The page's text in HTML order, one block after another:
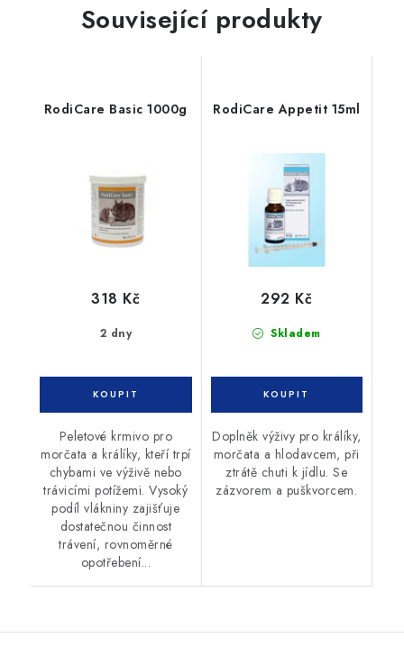
Související produkty
RodiCare Basic 1000g
2 dny
318 Kč
Peletové krmivo pro
morčata a králíky, kteří trpí
chybami ve výživě nebo
trávicími potížemi. Vysoký
podíl vlákniny zajišťuje
dostatečnou činnost
trávení, rovnoměrné
opotřebení...
RodiCare Appetit 15ml
Skladem
292 Kč
Doplněk výživy pro králíky,
morčata a hlodavcem, při
ztrátě chuti k jídlu. Se
zázvorem a puškvorcem.